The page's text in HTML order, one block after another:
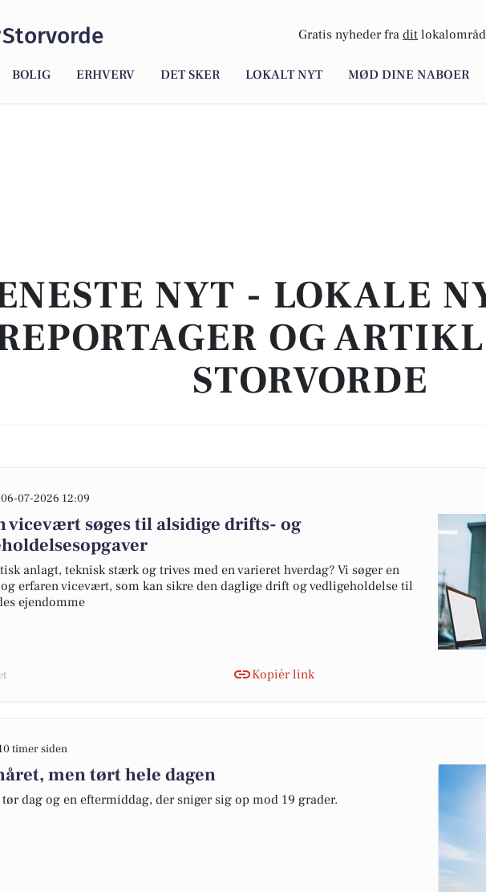
Storvorde Gratis nyheder fra dit
BOLIG ERHVERV DET SKER LOKALT NYT MØD DINE NABOER
NYT - LOKALE
OG
STORVORDE
06-07-2026 12:09
vicevært søges til alsidige drifts- og
anlagt, teknisk stærk og trives med en varieret hverdag? Vi søger en
erfaren vicevært, som kan sikre den daglige drift og vedligeholdelse til
ejendomme
Kopiér link
timer siden
men tørt hele dagen
dag og en eftermiddag, der sniger sig op mod 19 grader.